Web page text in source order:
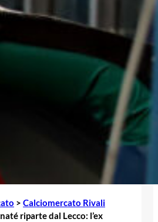
> Calciomercato Rivali
riparte dal Lecco: l’ex